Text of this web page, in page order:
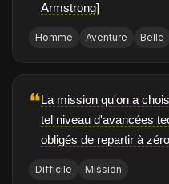
Armstrong]
Homme Aventure Belle
❝La mission qu'on a
tel niveau d'avancées
obligés de repartir à
Difficile Mission